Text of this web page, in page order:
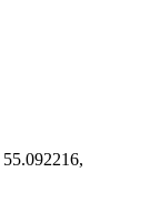
55.092216,